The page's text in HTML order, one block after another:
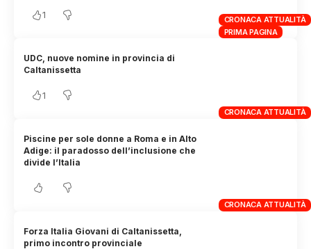
CRONACA ATTUALITÀ
PRIMA PAGINA
1
CRONACA ATTUALITÀ
UDC, nuove nomine in provincia di
Caltanissetta
1
CRONACA ATTUALITÀ
Piscine per sole donne a Roma e in Alto
Adige: il paradosso dell’inclusione che
divide l’Italia
Forza Italia Giovani di Caltanissetta,
primo incontro provinciale